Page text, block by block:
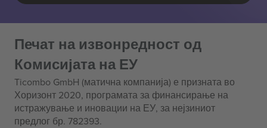
Печат на извонредност од
Комисијата на ЕУ
Ticombo GmbH (матична компанија) е призната во
Хоризонт 2020, програмата за финансирање на
истражување и иновации на ЕУ, за нејзиниот
предлог бр. 782393.